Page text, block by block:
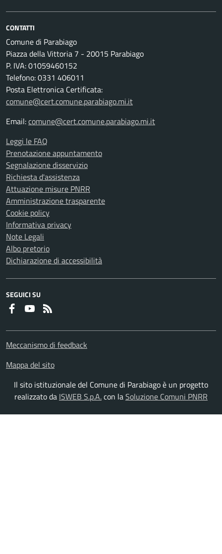
CONTATTI
Comune di Parabiago
Piazza della Vittoria 7 - 20015 Parabiago
P. IVA: 01059460152
Telefono: 0331 406011
Posta Elettronica Certificata:
comune@cert.comune.parabiago.mi.it
Email:comune@cert.comune.parabiago.mi.it
Leggi le FAQ
Prenotazione appuntamento
Segnalazione disservizio
Richiesta d'assistenza
Attuazione misure PNRR
Amministrazione trasparente
Cookie policy
Informativa privacy
Note Legali
Albo pretorio
Dichiarazione di accessibilità
SEGUICI SU
Faceboook
Youtube
Meccanismo di feedback
Mappa del sito
Il sito istituzionale del Comune di Parabiago è un progetto
realizzato da ISWEB S.p.A.con laSoluzione Comuni PNRR